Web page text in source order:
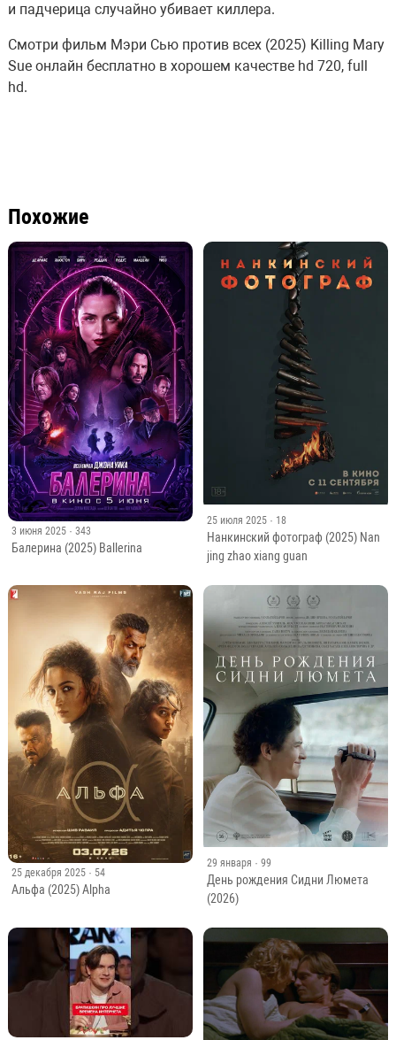
и падчерица случайно убивает киллера.
Смотри фильм Мэри Сью против всех (2025) Killing Mary
Sue онлайн бесплатно в хорошем качестве hd 720, full
hd.
Похожие
3 июня 2025 · 343
Балерина (2025) Ballerina
25 июля 2025 · 18
Нанкинский фотограф (2025) Nan
jing zhao xiang guan
25 декабря 2025 · 54
Альфа (2025) Alpha
29 января · 99
День рождения Сидни Люмета
(2026)